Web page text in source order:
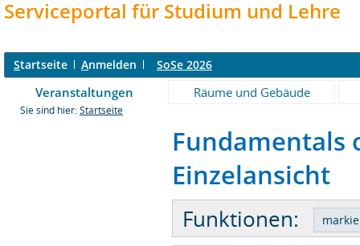
Serviceportal für Studium und Lehre
Startseite Anmelden SoSe 2026
Veranstaltungen Räume und Gebäude
Sie sind hier: Startseite
Fundamentals
Einzelansicht
Funktionen: